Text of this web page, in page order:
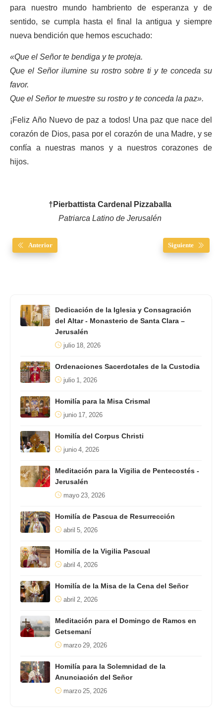
para nuestro mundo hambriento de esperanza y de
sentido, se cumpla hasta el final la antigua y siempre
nueva bendición que hemos escuchado:
«Que el Señor te bendiga y te proteja.
Que el Señor ilumine su rostro sobre ti y te conceda su
favor.
Que el Señor te muestre su rostro y te conceda la paz».
¡Feliz Año Nuevo de paz a todos! Una paz que nace del
corazón de Dios, pasa por el corazón de una Madre, y se
confía a nuestras manos y a nuestros corazones de
hijos.
†Pierbattista Cardenal Pizzaballa
Patriarca Latino de Jerusalén
Anterior Siguiente
Dedicación de la Iglesia y Consagración
del Altar - Monasterio de Santa Clara –
Jerusalén
julio 18, 2026
Ordenaciones Sacerdotales de la Custodia
julio 1, 2026
Homilía para la Misa Crismal
junio 17, 2026
Homilía del Corpus Christi
junio 4, 2026
Meditación para la Vigilia de Pentecostés -
Jerusalén
mayo 23, 2026
Homilía de Pascua de Resurrección
abril 5, 2026
Homilía de la Vigilia Pascual
abril 4, 2026
Homilía de la Misa de la Cena del Señor
abril 2, 2026
Meditación para el Domingo de Ramos en
Getsemaní
marzo 29, 2026
Homilía para la Solemnidad de la
Anunciación del Señor
marzo 25, 2026